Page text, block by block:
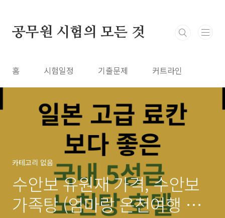
공무원 시험의 모든 것
홈 시험일정 기출문제 커트라인
카테고리 없음
수안보 유원재 가격, 수안보
가족탕 (엄마랑 온천여행 추